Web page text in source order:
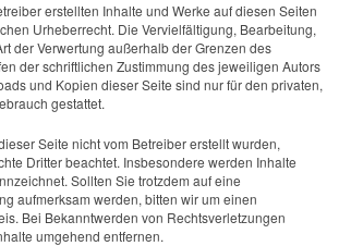
erstellten Inhalte und Werke auf diesen Seiten
Urheberrecht. Die Vervielfältigung, Bearbeitung,
der Verwertung außerhalb der Grenzen des
der schriftlichen Zustimmung des jeweiligen Autors
und Kopien dieser Seite sind nur für den privaten,
gestattet.
Seite nicht vom Betreiber erstellt wurden,
Dritter beachtet. Insbesondere werden Inhalte
Sollten Sie trotzdem auf eine
aufmerksam werden, bitten wir um einen
Bei Bekanntwerden von Rechtsverletzungen
umgehend entfernen.